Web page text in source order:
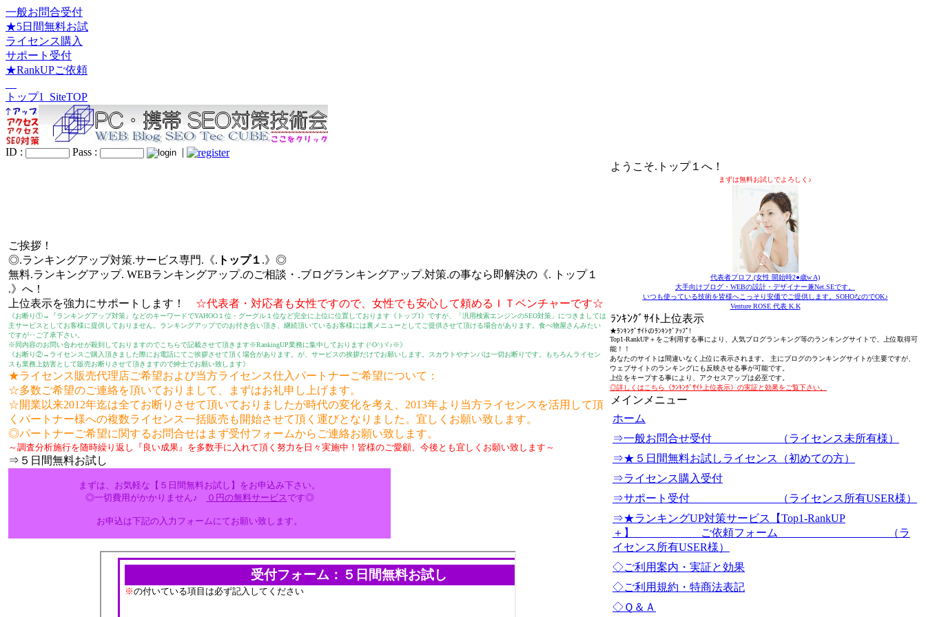
一般お問合受付
★5日間無料お試
ライセンス購入
サポート受付
★RankUPご依頼
トップ1_SiteTOP
ID : Pass : |
ご挨拶！
◎.ランキングアップ対策.サービス専門.《. トップ１ .》◎
無料.ランキングアップ. WEBランキングアップ.のご相談・.ブログランキングアップ.対策.の事なら即解決の《. トップ１
.》へ！
上位表示を強力にサポートします！ ☆代表者・対応者も女性ですので、女性でも安心して頼めるＩＴベンチャーです☆
《お断り①→『ランキングアップ対策』などのキーワードでYAHOO１位・グーグル１位など完全に上位に位置しております《トップ1》ですが、「汎用検索エンジンのSEO対策」につきましては
主サービスとしてお客様に提供しておりません。ランキングアップでのお付き合い頂き、継続頂いているお客様には裏メニューとしてご提供させて頂ける場合があります。食べ物屋さんみたい
ですが‥ご了承下さい。
※同内容のお問い合わせが殺到しておりますのでこちらで記載させて頂きます※RankingUP業務に集中しております (^O^)ヾ♪※》
《お断り②→ライセンスご購入頂きました際にお電話にてご挨拶させて頂く場合があります。が、サービスの挨拶だけでお願いします。スカウトやナンパは一切お断りです。もちろんライセン
スも業務上妨害として販売お断りさせて頂きますので紳士でお願い致します》
★ライセンス販売代理店ご希望および当方ライセンス仕入パートナーご希望について：
☆多数ご希望のご連絡を頂いておりまして、まずはお礼申し上げます。
☆開業以来2012年迄は全てお断りさせて頂いておりましたが時代の変化を考え、2013年より当方ライセンスを活用して頂
くパートナー様への複数ライセンス一括販売も開始させて頂く運びとなりました。宜しくお願い致します。
◎パートナーご希望に関するお問合せはまず受付フォームからご連絡お願い致します。
～調査分析施行を随時繰り返し『良い成果』を多数手に入れて頂く努力を日々実施中！皆様のご愛顧、今後とも宜しくお願い致します～
⇒５日間無料お試し
まずは、お気軽な【５日間無料お試し】をお申込み下さい。
◎一切費用がかかりません♪
０円の無料サービス です◎
お申込は下記の入力フォームにてお願い致します。
ようこそ.トップ１へ！
まずは無料お試しでよろしく♪
代表者プロフ.(女性 開始時2●歳w A)
大手向けブログ・WEBの設計・デザイナー兼Net.SEです。
いつも使っている技術を皆様へこっそり安価でご提供します。SOHOなのでOK♪
Venture ROSE 代表 K.K
ﾗﾝｷﾝｸﾞｻｲﾄ上位表示
★ﾗﾝｷﾝｸﾞｻｲﾄのﾗﾝｷﾝｸﾞｱｯﾌﾟ!
Top1-RankUP＋をご利用する事により、人気ブログランキング等のランキングサイトで、上位取得可
能！！
あなたのサイトは間違いなく上位に表示されます。 主にブログのランキングサイトが主要ですが、
ウェブサイトのランキングにも反映させる事が可能です。
上位をキープする事により、アクセスアップは必至です。
◎詳しくはこちら《ﾗﾝｷﾝｸﾞｻｲﾄ上位表示》の実証と効果をご覧下さい。
メインメニュー
ホーム
⇒一般お問合せ受付 （ライセンス未所有様）
⇒★５日間無料お試しライセンス（初めての方）
⇒ライセンス購入受付
⇒サポート受付 （ライセンス所有USER様）
⇒★ランキングUP対策サービス【Top1-RankUP
＋】 ご依頼フォーム （ラ
イセンス所有USER様）
◇ご利用案内・実証と効果
◇ご利用規約・特商法表記
◇Ｑ＆Ａ